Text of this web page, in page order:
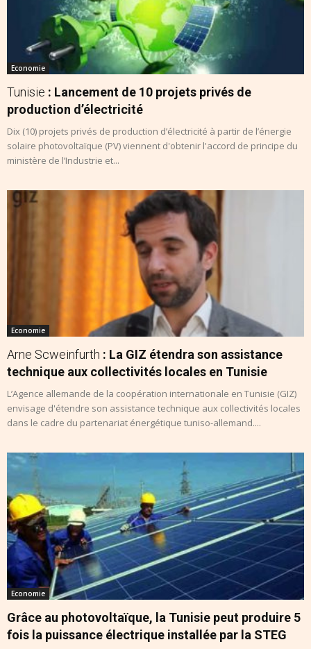
Economie
Tunisie : Lancement de 10 projets privés de
production d’électricité
Dix (10) projets privés de production d’électricité à partir de l’énergie
solaire photovoltaïque (PV) viennent d'obtenir l'accord de principe du
ministère de l’Industrie et...
Economie
Arne Scweinfurth : La GIZ étendra son assistance
technique aux collectivités locales en Tunisie
L’Agence allemande de la coopération internationale en Tunisie (GIZ)
envisage d'étendre son assistance technique aux collectivités locales
dans le cadre du partenariat énergétique tuniso-allemand....
Economie
Grâce au photovoltaïque, la Tunisie peut produire 5
fois la puissance électrique installée par la STEG